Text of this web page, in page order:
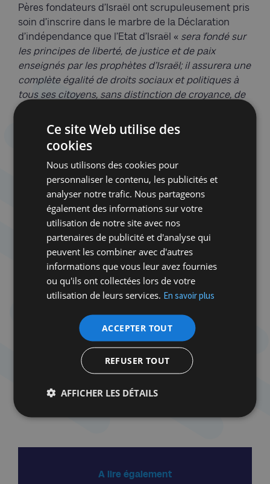
Pères fondateurs d’Israël ont scrupuleusement pris
soin d’inscrire dans le marbre de la Déclaration
d’indépendance que l’Etat d’Israël « sera fondé sur
les principes de liberté, de justice et de paix
enseignés par les prophètes d’Israël; il assurera une
complète égalité de droits sociaux et politiques à
tous ses citoyens, sans distinction de croyance, de
conscience, de culte, d’éducation et de culture; il
saints et des sanctuaires de toutes les religions et
respectera les principes de la Charte des Nations
».
Rien n’indique que la nouvelle majorité
parlementaire soit prête à inscrire son action
gouvernementale dans le respect de cette
Déclaration figurant pourtant au sommet de la
hiérarchie des normes légales israéliennes. Nous
espérons nous tromper. Il en va de l’avenir de
d’Israël en tant qu’Etat juif et démocratique.
A lire également
Ce site Web utilise des
cookies
Nous utilisons des cookies pour
personnaliser le contenu, les publicités et
analyser notre trafic. Nous partageons
également des informations sur votre
utilisation de notre site avec nos
partenaires de publicité et d'analyse qui
peuvent les combiner avec d'autres
informations que vous leur avez fournies
ou qu'ils ont collectées lors de votre
utilisation de leurs services. En savoir plus
ACCEPTER TOUT
REFUSER TOUT
AFFICHER LES DÉTAILS